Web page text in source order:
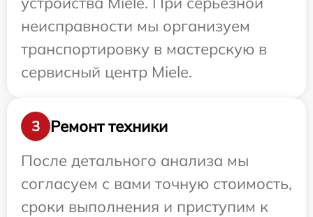
неисправности мы организуем
транспортировку в мастерскую в
сервисный центр Miele.
3
Ремонт техники
После детального анализа мы
согласуем с вами точную стоимость,
сроки выполнения и приступим к